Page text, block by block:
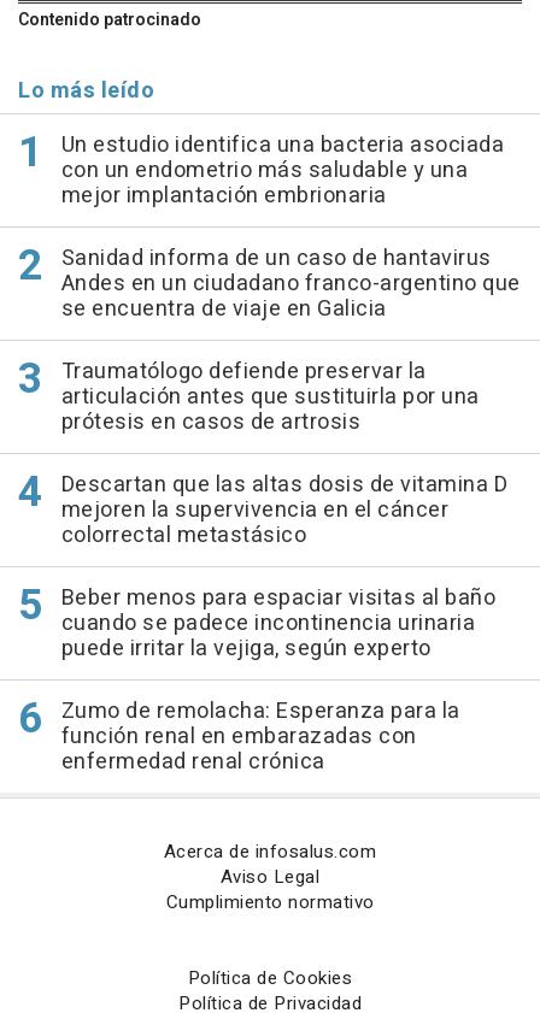
Contenido patrocinado
Lo más leído
Un estudio identifica una bacteria asociada
con un endometrio más saludable y una
mejor implantación embrionaria
Sanidad informa de un caso de hantavirus
Andes en un ciudadano franco-argentino que
se encuentra de viaje en Galicia
Traumatólogo defiende preservar la
articulación antes que sustituirla por una
prótesis en casos de artrosis
Descartan que las altas dosis de vitamina D
mejoren la supervivencia en el cáncer
colorrectal metastásico
Beber menos para espaciar visitas al baño
cuando se padece incontinencia urinaria
puede irritar la vejiga, según experto
Zumo de remolacha: Esperanza para la
función renal en embarazadas con
enfermedad renal crónica
Acerca de infosalus.com
Aviso Legal
Cumplimiento normativo
Política de Cookies
Política de Privacidad